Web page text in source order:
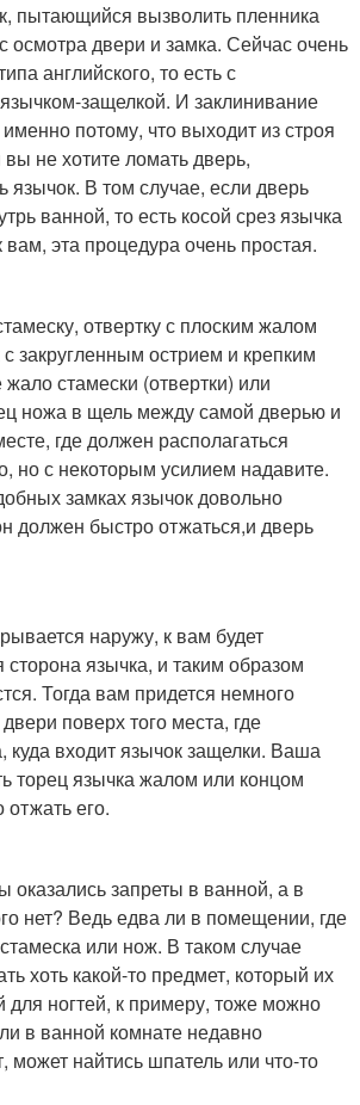
пытающийся вызволить пленника
осмотра двери и замка. Сейчас очень
английского, то есть с
защелкой. И заклинивание
потому, что выходит из строя
не хотите ломать дверь,
язычок. В том случае, если дверь
ванной, то есть косой срез язычка
эта процедура очень простая.
отвертку с плоским жалом
закругленным острием и крепким
стамески (отвертки) или
ножа в щель между самой дверью и
где должен располагаться
но с некоторым усилием надавите.
замках язычок довольно
должен быстро отжаться,и дверь
наружу, к вам будет
язычка, и таким образом
Тогда вам придется немного
поверх того места, где
куда входит язычок защелки. Ваша
торец язычка жалом или концом
отжать его.
оказались запреты в ванной, а в
нет? Ведь едва ли в помещении, где
или нож. В таком случае
хоть какой-то предмет, который их
для ногтей, к примеру, тоже можно
в ванной комнате недавно
может найтись шпатель или что-то